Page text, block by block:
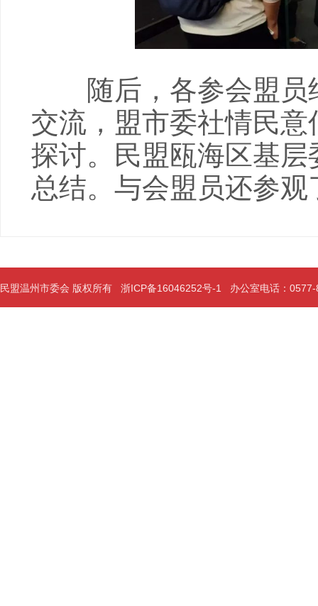
随后，各参会盟员
交流，盟市委社情民
探讨。民盟瓯海区基
总结。与会盟员还参
民盟温州市委会 版权所有 浙ICP备16046252号-1 办公室电话：